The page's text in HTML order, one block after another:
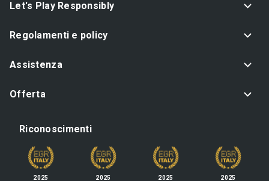
Let's Play Responsibly
Regolamenti e policy
Assistenza
Offerta
Riconoscimenti
2025 2025 2025 2025